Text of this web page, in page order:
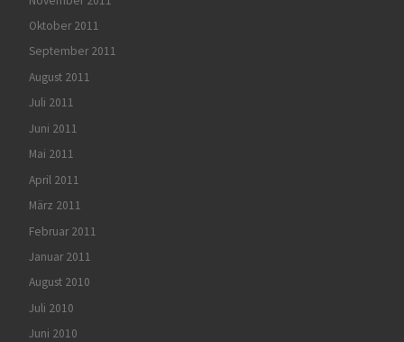
Oktober 2011
September 2011
August 2011
Juli 2011
Juni 2011
Mai 2011
April 2011
März 2011
Februar 2011
Januar 2011
August 2010
Juli 2010
Juni 2010